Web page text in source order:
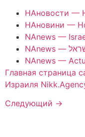
НАновости —
НАновини —
NAnews —
NAnews —
Главная страница
Израиля
Следующий →